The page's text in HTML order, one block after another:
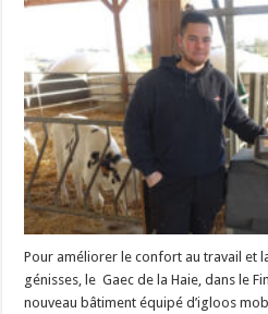
Les canicules freinent la collecte
Pour améliorer le confort au travail et
génisses, le Gaec de la Haie, dans le
nouveau bâtiment équipé d’igloos